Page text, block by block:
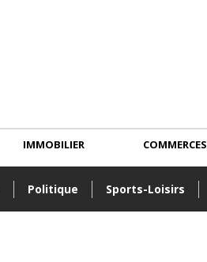
Politique Sports-Loisirs
IMMOBILIER COMMERCES